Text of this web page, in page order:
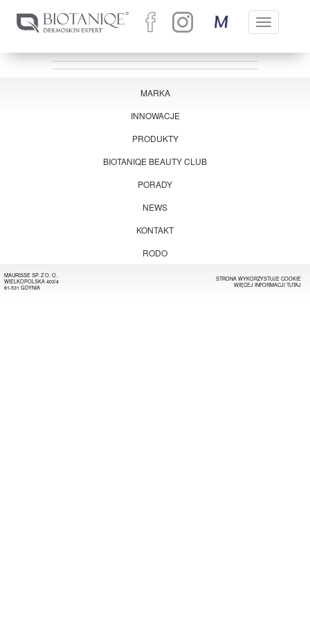
Toggle
navigation
MARKA
INNOWACJE
PRODUKTY
BIOTANIQE BEAUTY CLUB
PORADY
NEWS
KONTAKT
RODO
MAURISSE SP. Z O. O.
WIELKOPOLSKA 403/4
81-531 GDYNIA
STRONA WYKORZYSTUJE COOKIE
WIĘCEJ INFORMACJI TUTAJ